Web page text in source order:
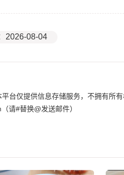
2026-08-04
台仅提供信息存储服务，不拥有所有
请#替换@发送邮件）